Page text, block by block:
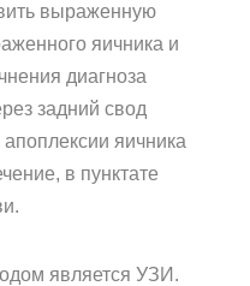
выраженную
яичника и
диагноза
задний свод
яичника
в пунктате
является УЗИ.